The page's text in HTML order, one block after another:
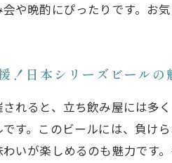
や晩酌にぴったりです。お
！日本シリーズビールの
れると、立ち飲み屋には多
す。このビールには、負け
いが楽しめるのも魅力です